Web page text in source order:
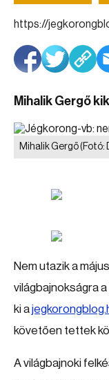
https://
Mihalik Gergő
Mihalik Gergő(Fotó:
Nem utazik a
világbajnokságra a
ki a
követően tettek
A világbajnoki